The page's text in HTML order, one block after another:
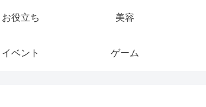
お役立ち 美容
イベント ゲーム